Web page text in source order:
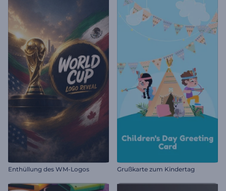
Enthüllung des WM-Logos Grußkarte zum Kindertag